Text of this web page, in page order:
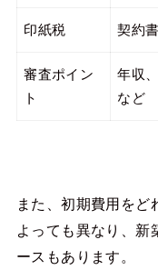
印紙税 契約
審査ポイン
ト
年収
など
また、初期費用をど
よっても異なり、新
ースもあります。